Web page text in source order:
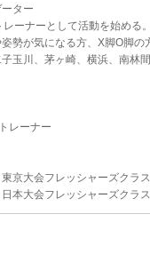
ター
ーナーとして活動を始める
勢が気になる方、X脚O脚
玉川、茅ヶ崎、横浜、南林
レーナー
京大会フレッシャーズクラ
本大会フレッシャーズクラ